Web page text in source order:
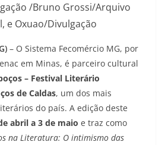
/Bruno Grossi/Arquivo
e Oxuao/Divulgação
– O Sistema Fecomércio MG, por
em Minas, é parceiro cultural
– Festival Literário
de Caldas, um dos mais
do país. A edição deste
abril a 3 de maio e traz como
na Literatura: O intimismo das